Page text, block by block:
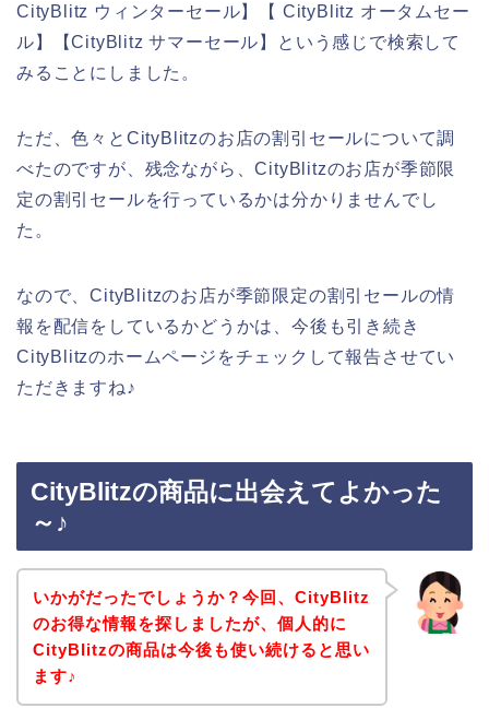
CityBlitz ウィンターセール】【 CityBlitz オータムセー
ル】【CityBlitz サマーセール】という感じで検索して
みることにしました。
ただ、色々とCityBlitzのお店の割引セールについて調
べたのですが、残念ながら、CityBlitzのお店が季節限
定の割引セールを行っているかは分かりませんでし
た。
なので、CityBlitzのお店が季節限定の割引セールの情
報を配信をしているかどうかは、今後も引き続き
CityBlitzのホームページをチェックして報告させてい
ただきますね♪
CityBlitzの商品に出会えてよかった
～♪
いかがだったでしょうか？今回、CityBlitz
のお得な情報を探しましたが、個人的に
CityBlitzの商品は今後も使い続けると思い
ます♪